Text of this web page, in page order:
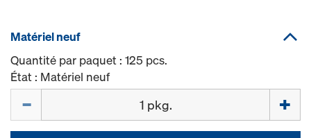
Matériel neuf
Quantité par paquet : 125 pcs.
État : Matériel neuf